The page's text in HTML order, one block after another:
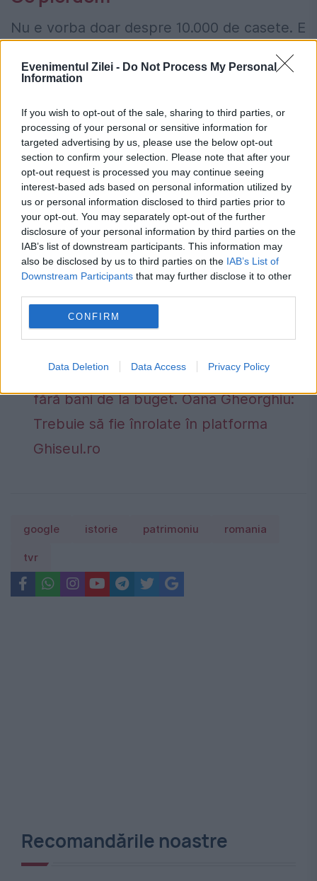
Evenimentul Zilei - Do Not Process My Personal
Information
If you wish to opt-out of the sale, sharing to third parties, or
processing of your personal or sensitive information for
targeted advertising by us, please use the below opt-out
section to confirm your selection. Please note that after your
opt-out request is processed you may continue seeing
interest-based ads based on personal information utilized by
us or personal information disclosed to third parties prior to
your opt-out. You may separately opt-out of the further
disclosure of your personal information by third parties on the
IAB’s list of downstream participants. This information may
also be disclosed by us to third parties on the IAB’s List of
Downstream Participants that may further disclose it to other
CONFIRM
Data Deletion Data Access Privacy Policy
Nu e vorba doar despre 10.000 de casete. E
vorba despre memoria colectivă a unei țări.
Despre accesul liber al unei corporații
nu le mai controlăm. E vorba despre cum,
într-un birou din Calea Dorobanți, cineva a
semnat că aceste imagini pot pleca – fără
să întrebe pe nimeni și fără să explice
nimic.
Cine are dreptul să încaseze ultima
pensie? Actele necesare. Termenul legal
Peste 900 de primării riscă să rămână
fără bani de la buget. Oana Gheorghiu:
Trebuie să fie înrolate în platforma
Ghiseul.ro
google istorie patrimoniu romania
tvr
Recomandările noastre